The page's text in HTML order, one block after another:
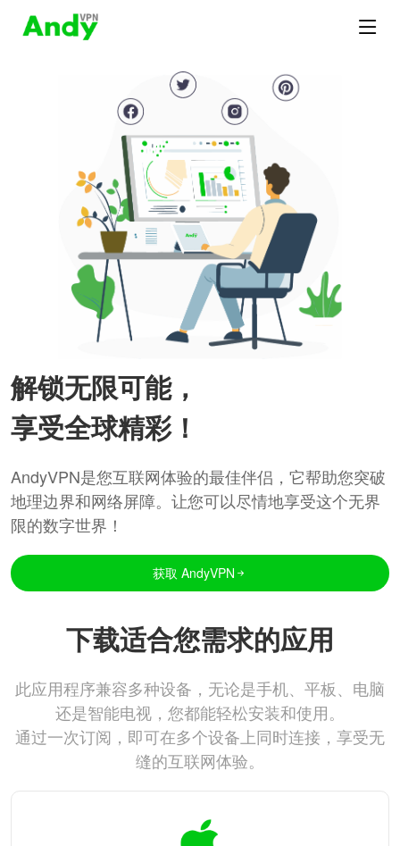
解锁无限可能，
享受全球精彩！
AndyVPN是您互联网体验的最佳伴侣，它帮助您突破
地理边界和网络屏障。让您可以尽情地享受这个无界
限的数字世界！
获取 AndyVPN
下载适合您需求的应用
此应用程序兼容多种设备，无论是手机、平板、电脑
还是智能电视，您都能轻松安装和使用。
通过一次订阅，即可在多个设备上同时连接，享受无
缝的互联网体验。